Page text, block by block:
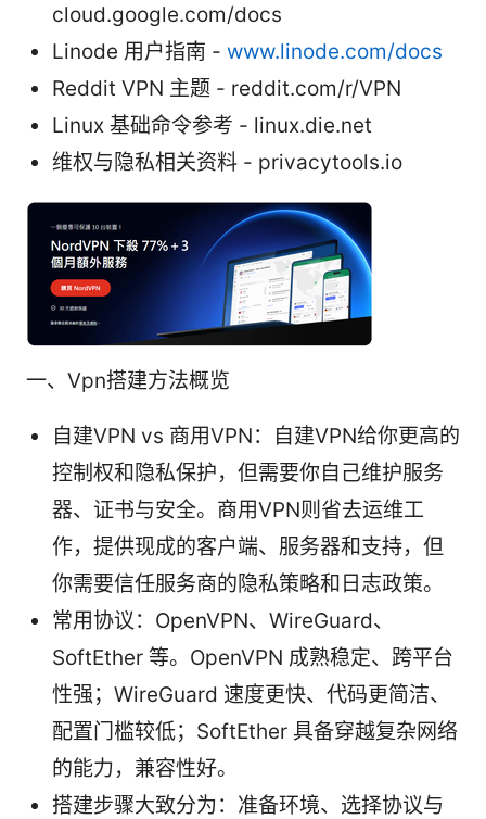
cloud.google.com/docs
Linode 用户指南 - www.linode.com/docs
Reddit VPN 主题 - reddit.com/r/VPN
Linux 基础命令参考 - linux.die.net
维权与隐私相关资料 - privacytools.io
一、Vpn搭建方法概览
自建VPN vs 商用VPN：自建VPN给你更高的
控制权和隐私保护，但需要你自己维护服务
器、证书与安全。商用VPN则省去运维工
作，提供现成的客户端、服务器和支持，但
你需要信任服务商的隐私策略和日志政策。
常用协议：OpenVPN、WireGuard、
SoftEther 等。OpenVPN 成熟稳定、跨平台
性强；WireGuard 速度更快、代码更简洁、
配置门槛较低；SoftEther 具备穿越复杂网络
的能力，兼容性好。
搭建步骤大致分为：准备环境、选择协议与